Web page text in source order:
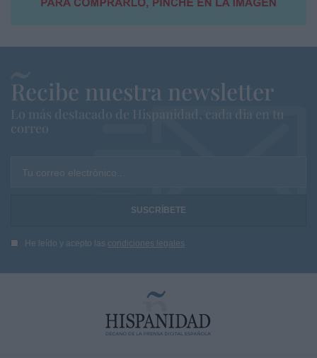
Recibe nuestra newsletter
Lo más destacado de Hispanidad, cada dia en tu
correo
Tu correo electrónico...
He leído y acepto las condiciones legales